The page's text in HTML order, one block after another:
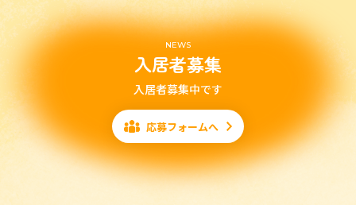
NEWS
入居者募集
入居者募集中です
応募フォームへ